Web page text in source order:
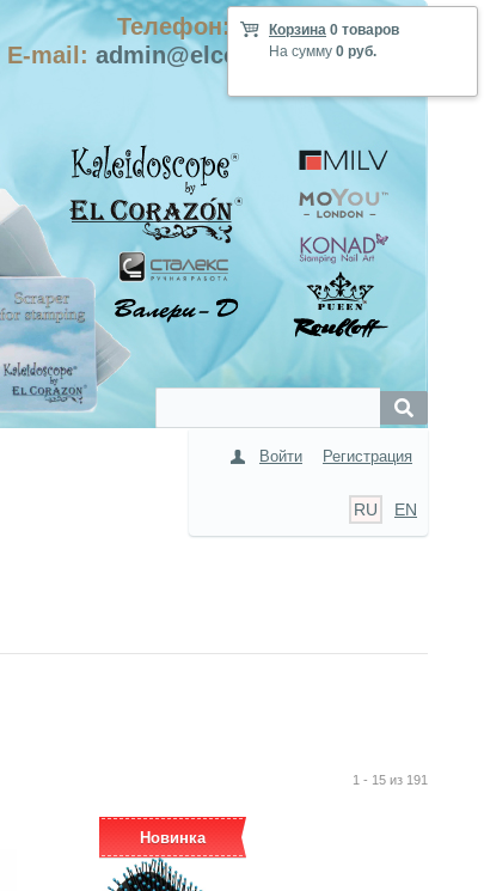
Телефон: +7-915-423-9555
E-mail: admin@elcorazon-shop.com
Корзина 0 товаров
На сумму 0 руб.
Войти Регистрация
RU EN
1 - 15 из 191
Новинка